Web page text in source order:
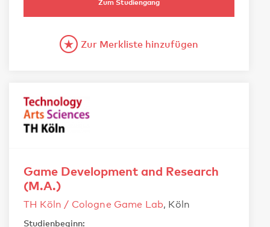
Zum Studiengang
Zur Merkliste hinzufügen
Game Development and Research
(M.A.)
TH Köln / Cologne Game Lab, Köln
Studienbeginn: